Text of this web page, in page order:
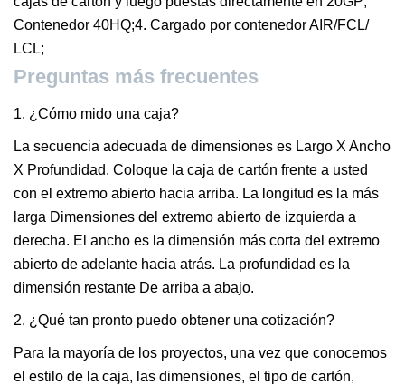
Contenedor 40HQ;4. Cargado por contenedor AIR/FCL/
LCL;
Preguntas más frecuentes
1. ¿Cómo mido una caja?
La secuencia adecuada de dimensiones es Largo X Ancho
X Profundidad. Coloque la caja de cartón frente a usted
con el extremo abierto hacia arriba. La longitud es la más
larga Dimensiones del extremo abierto de izquierda a
derecha. El ancho es la dimensión más corta del extremo
abierto de adelante hacia atrás. La profundidad es la
dimensión restante De arriba a abajo.
2. ¿Qué tan pronto puedo obtener una cotización?
Para la mayoría de los proyectos, una vez que conocemos
el estilo de la caja, las dimensiones, el tipo de cartón,